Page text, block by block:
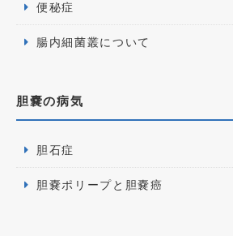
便秘症
腸内細菌叢について
胆嚢の病気
胆石症
胆嚢ポリープと胆嚢癌